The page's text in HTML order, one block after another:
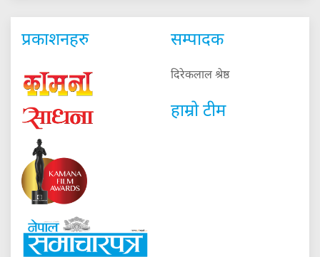
प्रकाशनहरु सम्पादक
दिरेकलाल श्रेष्ठ
हाम्रो टीम